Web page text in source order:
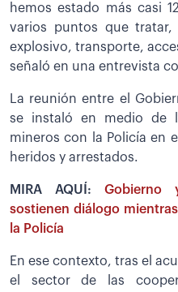
hemos estado más casi
varios puntos que tratar,
explosivo, transporte,
señaló en una entrevista
La reunión entre el
se instaló en medio de
mineros con la Policía en
heridos y arrestados.
MIRA AQUÍ: Gobierno
sostienen diálogo
la Policía
En ese contexto, tras el
el sector de las